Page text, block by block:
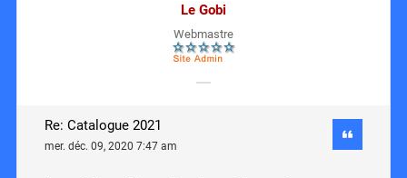
Le Gobi
Webmastre
Re: Catalogue 2021
mer. déc. 09, 2020 7:47 am